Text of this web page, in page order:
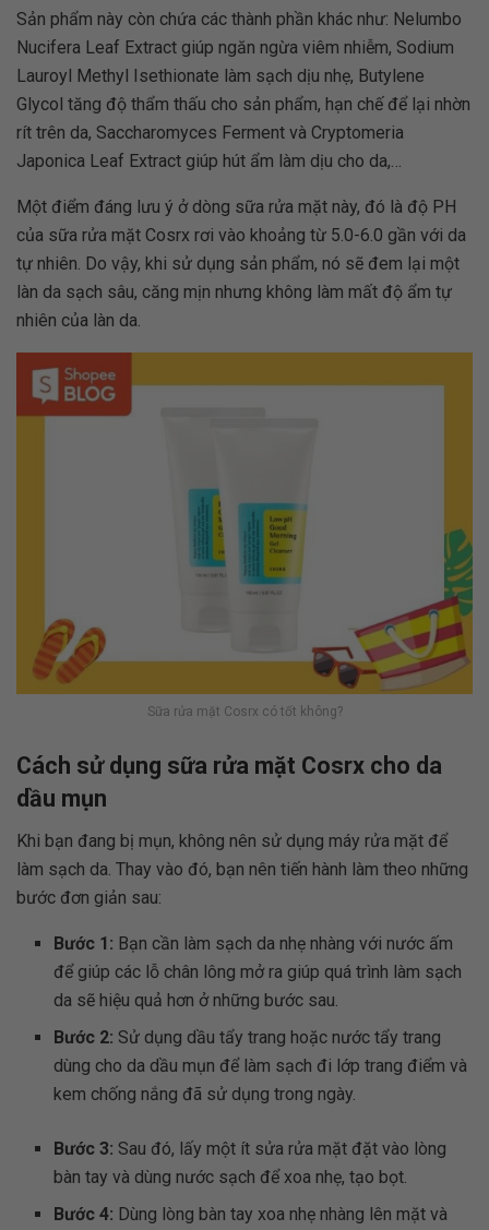
Sản phẩm này còn chứa các thành phần khác như: Nelumbo
Nucifera Leaf Extract giúp ngăn ngừa viêm nhiễm, Sodium
Lauroyl Methyl Isethionate làm sạch dịu nhẹ, Butylene
Glycol tăng độ thẩm thấu cho sản phẩm, hạn chế để lại nhờn
rít trên da, Saccharomyces Ferment và Cryptomeria
Japonica Leaf Extract giúp hút ẩm làm dịu cho da,…
Một điểm đáng lưu ý ở dòng sữa rửa mặt này, đó là độ PH
của sữa rửa mặt Cosrx rơi vào khoảng từ 5.0-6.0 gần với da
tự nhiên. Do vậy, khi sử dụng sản phẩm, nó sẽ đem lại một
làn da sạch sâu, căng mịn nhưng không làm mất độ ẩm tự
nhiên của làn da.
Sữa rửa mặt Cosrx có tốt không?
Cách sử dụng sữa rửa mặt Cosrx cho da
dầu mụn
Khi bạn đang bị mụn, không nên sử dụng máy rửa mặt để
làm sạch da. Thay vào đó, bạn nên tiến hành làm theo những
bước đơn giản sau:
Bước 1: Bạn cần làm sạch da nhẹ nhàng với nước ấm
để giúp các lỗ chân lông mở ra giúp quá trình làm sạch
da sẽ hiệu quả hơn ở những bước sau.
Bước 2: Sử dụng dầu tẩy trang hoặc nước tẩy trang
dùng cho da dầu mụn để làm sạch đi lớp trang điểm và
kem chống nắng đã sử dụng trong ngày.
Bước 3: Sau đó, lấy một ít sửa rửa mặt đặt vào lòng
bàn tay và dùng nước sạch để xoa nhẹ, tạo bọt.
Bước 4: Dùng lòng bàn tay xoa nhẹ nhàng lên mặt và